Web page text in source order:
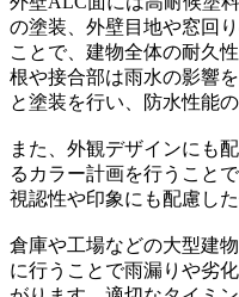
の塗装、外壁目地や窓回
ことで、建物全体の耐久
根や接合部は雨水の影響
と塗装を行い、防水性能
また、外観デザインにも
るカラー計画を行うこと
視認性や印象にも配慮し
倉庫や工場などの大型建
に行うことで雨漏りや劣